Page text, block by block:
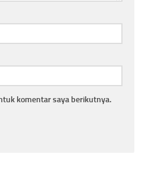
komentar saya berikutnya.